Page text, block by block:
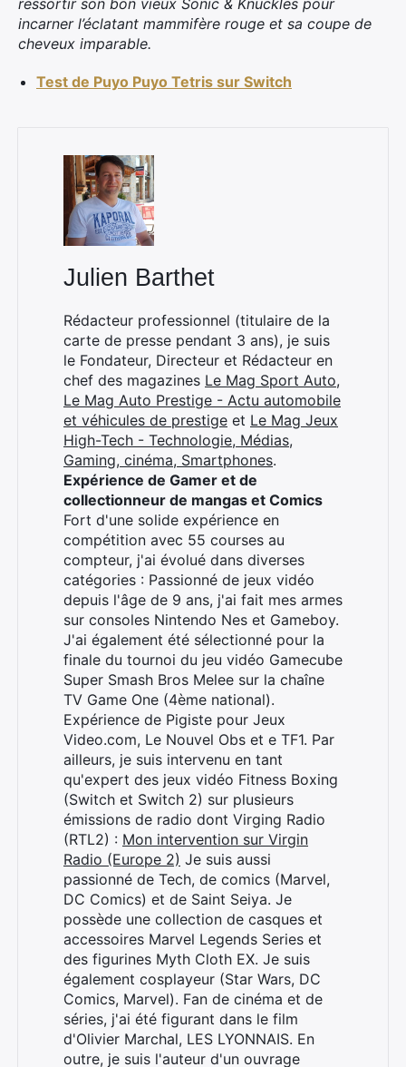
ressortir son bon vieux Sonic & Knuckles pour
incarner l’éclatant mammifère rouge et sa coupe de
cheveux imparable.
Test de Puyo Puyo Tetris sur Switch
Julien Barthet
Rédacteur professionnel (titulaire de la
carte de presse pendant 3 ans), je suis
le Fondateur, Directeur et Rédacteur en
chef des magazines Le Mag Sport Auto,
Le Mag Auto Prestige - Actu automobile
et véhicules de prestige et Le Mag Jeux
High-Tech - Technologie, Médias,
Gaming, cinéma, Smartphones.
Expérience de Gamer et de
collectionneur de mangas et Comics
Fort d'une solide expérience en
compétition avec 55 courses au
compteur, j'ai évolué dans diverses
catégories : Passionné de jeux vidéo
depuis l'âge de 9 ans, j'ai fait mes armes
sur consoles Nintendo Nes et Gameboy.
J'ai également été sélectionné pour la
finale du tournoi du jeu vidéo Gamecube
Super Smash Bros Melee sur la chaîne
TV Game One (4ème national).
Expérience de Pigiste pour Jeux
Video.com, Le Nouvel Obs et e TF1. Par
ailleurs, je suis intervenu en tant
qu'expert des jeux vidéo Fitness Boxing
(Switch et Switch 2) sur plusieurs
émissions de radio dont Virging Radio
(RTL2) : Mon intervention sur Virgin
Radio (Europe 2) Je suis aussi
passionné de Tech, de comics (Marvel,
DC Comics) et de Saint Seiya. Je
possède une collection de casques et
accessoires Marvel Legends Series et
des figurines Myth Cloth EX. Je suis
également cosplayeur (Star Wars, DC
Comics, Marvel). Fan de cinéma et de
séries, j'ai été figurant dans le film
d'Olivier Marchal, LES LYONNAIS. En
outre, je suis l'auteur d'un ouvrage
Rechercher